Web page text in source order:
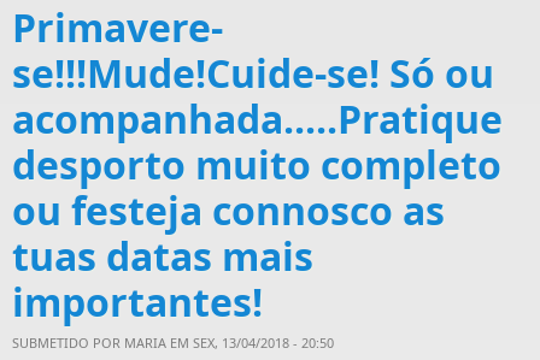
Primavere-
se!!!Mude!Cuide-se! Só ou
acompanhada.....Pratique
desporto muito completo
ou festeja connosco as
tuas datas mais
importantes!
SUBMETIDO POR MARIA EM SEX, 13/04/2018 - 20:50